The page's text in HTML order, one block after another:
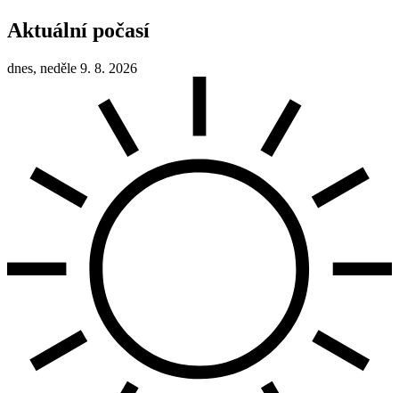
Aktuální počasí
dnes, neděle 9. 8. 2026